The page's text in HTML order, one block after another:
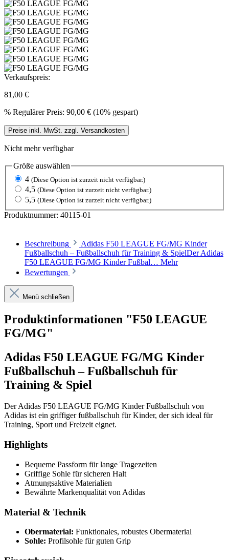
Verkaufspreis:
81,00 €
% Regulärer Preis: 90,00 € (10% gespart)
Preise inkl. MwSt. zzgl. Versandkosten
Nicht mehr verfügbar
Größe auswählen
4 (Diese Option ist zurzeit nicht verfügbar.)
4,5 (Diese Option ist zurzeit nicht verfügbar.)
5,5 (Diese Option ist zurzeit nicht verfügbar.)
Produktnummer: 40115-01
Beschreibung
Adidas F50 LEAGUE FG/MG Kinder
Fußballschuh – Fußballschuh für Training & SpielDer Adidas
F50 LEAGUE FG/MG Kinder Fußbal… Mehr
Bewertungen
Menü schließen
Produktinformationen "F50 LEAGUE
FG/MG"
Adidas F50 LEAGUE FG/MG Kinder
Fußballschuh – Fußballschuh für
Training & Spiel
Der Adidas F50 LEAGUE FG/MG Kinder Fußballschuh von
Adidas ist ein griffiger fußballschuh für Kinder, der sich ideal für
Training, Sport und Freizeit eignet.
Highlights
Bequeme Passform für lange Tragezeiten
Griffige Sohle für sicheren Halt
Atmungsaktive Materialien
Bewährte Markenqualität von Adidas
Material & Technik
Obermaterial: Funktionales, robustes Obermaterial
Sohle: Profilsohle für guten Grip